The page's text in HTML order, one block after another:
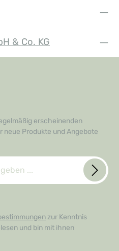
& Co. KG
erscheinenden
Produkte und Angebote
zur Kenntnis
und bin mit ihnen